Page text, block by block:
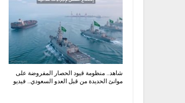
شاهد.. منظومة قيود الحصار المفروضة على
موانئ الحديدة من قبل العدو السعودي.. فيديو